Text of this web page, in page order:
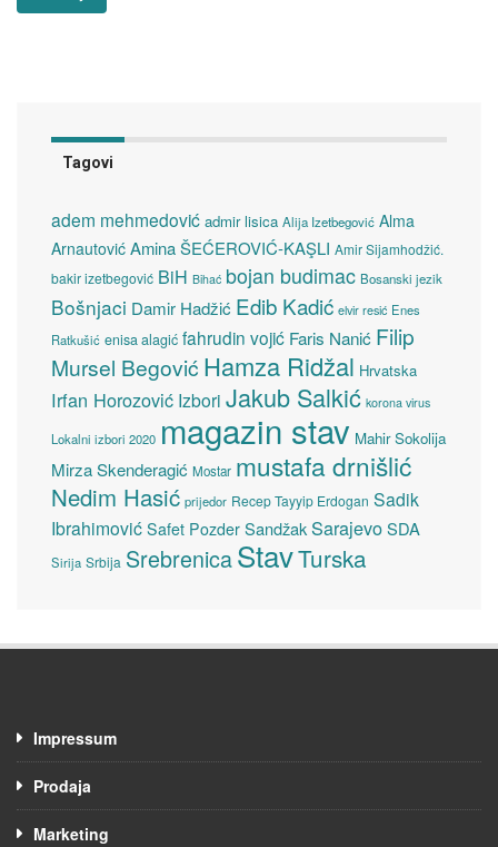
Tagovi
adem mehmedović admir lisica Alija Izetbegović Alma
Arnautović Amina ŠEĆEROVIĆ-KAŞLI Amir Sijamhodžić.
bakir izetbegović BiH Bihać bojan budimac Bosanski jezik
Bošnjaci Damir Hadžić Edib Kadić elvir resić Enes
Ratkušić enisa alagić fahrudin vojić Faris Nanić Filip
Mursel Begović Hamza Ridžal Hrvatska
Irfan Horozović Izbori Jakub Salkić korona virus
Lokalni izbori 2020 magazin stav Mahir Sokolija
Mirza Skenderagić Mostar mustafa drnišlić
Nedim Hasić prijedor Recep Tayyip Erdogan Sadik
Ibrahimović Safet Pozder SandžakSarajevoSDA
Sirija Srbija SrebrenicaStavTurska
Impressum
Prodaja
Marketing